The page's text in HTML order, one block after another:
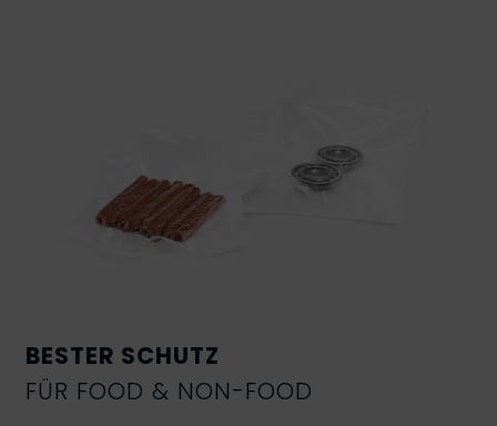
BESTER SCHUTZ
FÜR FOOD & NON-FOOD